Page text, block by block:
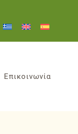
Επικοινωνία